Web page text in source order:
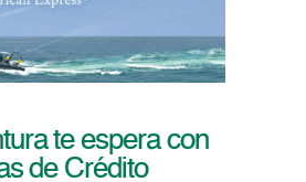
te espera con
de Crédito